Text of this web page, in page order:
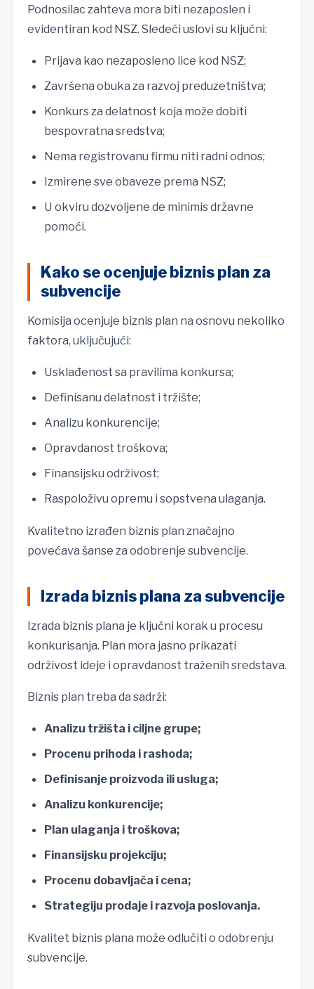
Podnosilac zahteva mora biti nezaposlen i
evidentiran kod NSZ. Sledeći uslovi su ključni:
Prijava kao nezaposleno lice kod NSZ;
Završena obuka za razvoj preduzetništva;
Konkurs za delatnost koja može dobiti
bespovratna sredstva;
Nema registrovanu firmu niti radni odnos;
Izmirene sve obaveze prema NSZ;
U okviru dozvoljene de minimis državne
pomoći.
Kako se ocenjuje biznis plan za
subvencije
Komisija ocenjuje biznis plan na osnovu nekoliko
faktora, uključujući:
Usklađenost sa pravilima konkursa;
Definisanu delatnost i tržište;
Analizu konkurencije;
Opravdanost troškova;
Finansijsku održivost;
Raspoloživu opremu i sopstvena ulaganja.
Kvalitetno izrađen biznis plan značajno
povećava šanse za odobrenje subvencije.
Izrada biznis plana za subvencije
Izrada biznis plana je ključni korak u procesu
konkurisanja. Plan mora jasno prikazati
održivost ideje i opravdanost traženih sredstava.
Biznis plan treba da sadrži:
Analizu tržišta i ciljne grupe;
Procenu prihoda i rashoda;
Definisanje proizvoda ili usluga;
Analizu konkurencije;
Plan ulaganja i troškova;
Finansijsku projekciju;
Procenu dobavljača i cena;
Strategiju prodaje i razvoja poslovanja.
Kvalitet biznis plana može odlučiti o odobrenju
subvencije.